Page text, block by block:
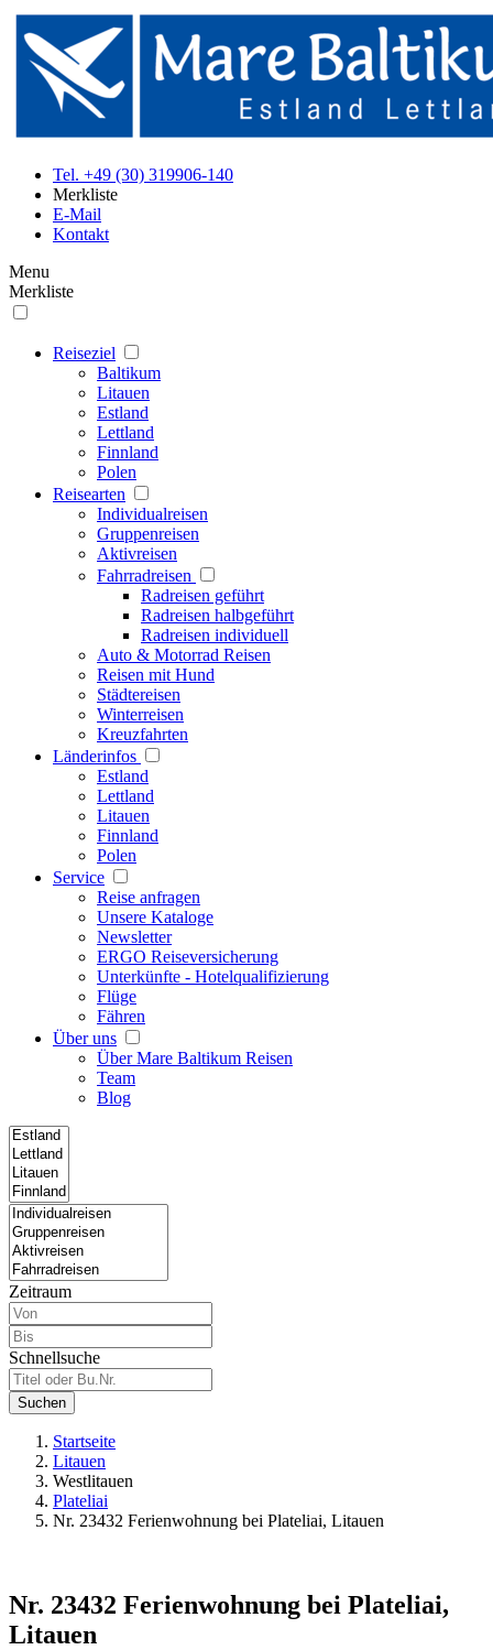
Tel. +49 (30) 319906-140
Merkliste
E-Mail
Kontakt
Menu
Merkliste
Reiseziel
Baltikum
Litauen
Estland
Lettland
Finnland
Polen
Reisearten
Individualreisen
Gruppenreisen
Aktivreisen
Fahrradreisen
Radreisen geführt
Radreisen halbgeführt
Radreisen individuell
Auto & Motorrad Reisen
Reisen mit Hund
Städtereisen
Winterreisen
Kreuzfahrten
Länderinfos
Estland
Lettland
Litauen
Finnland
Polen
Service
Reise anfragen
Unsere Kataloge
Newsletter
ERGO Reiseversicherung
Unterkünfte - Hotelqualifizierung
Flüge
Fähren
Über uns
Über Mare Baltikum Reisen
Team
Blog
Zeitraum
Schnellsuche
Suchen
Startseite
Litauen
Westlitauen
Plateliai
Nr. 23432 Ferienwohnung bei Plateliai, Litauen
Nr. 23432 Ferienwohnung bei Plateliai,
Litauen